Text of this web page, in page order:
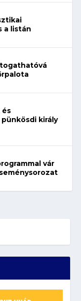
a listán
és
király
vár